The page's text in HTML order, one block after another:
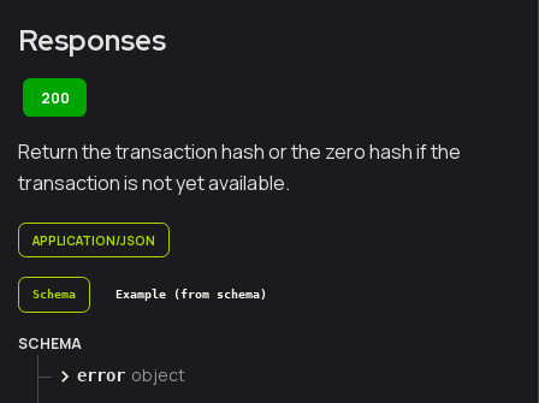
Responses
200
Return the transaction hash or the zero hash if the
transaction is not yet available.
APPLICATION/JSON
Schema Example (from schema)
SCHEMA
error object